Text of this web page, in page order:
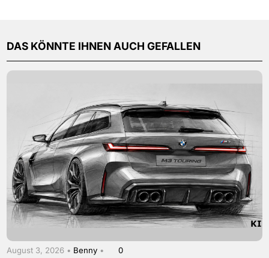
DAS KÖNNTE IHNEN AUCH GEFALLEN
August 3, 2026 • Benny • 0